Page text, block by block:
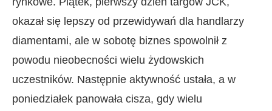
okazał się lepszy od przewidywań dla handlarzy
diamentami, ale w sobotę biznes spowolnił z
powodu nieobecności wielu żydowskich
uczestników. Następnie aktywność ustała, a w
poniedziałek panowała cisza, gdy wielu